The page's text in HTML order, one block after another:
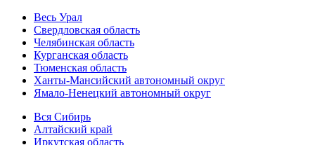
Весь Урал
Свердловская область
Челябинская область
Курганская область
Тюменская область
Ханты-Мансийский автономный округ
Ямало-Ненецкий автономный округ
Вся Сибирь
Алтайский край
Иркутская область